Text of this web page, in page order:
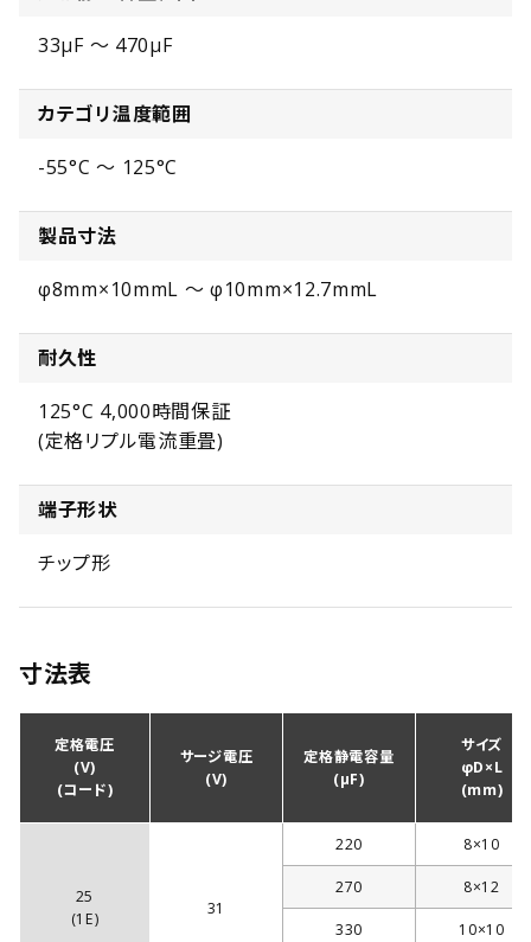
33µF ～ 470µF
カテゴリ温度範囲
-55°C ～ 125°C
製品寸法
φ8mm×10mmL ～ φ10mm×12.7mmL
耐久性
125°C 4,000時間保証
(定格リプル電流重畳)
端子形状
チップ形
寸法表
定格電圧
(V)
(コード)
サージ電圧
(V)
定格静電容量
(µF)
サイズ
φD×L
(mm)
25
(1E)
31
220 8×10
270 8×12
330 10×10